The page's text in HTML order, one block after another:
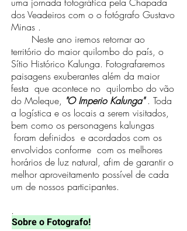
dos Veadeiros com o o fotógrafo Gustavo
Minas .
Neste ano iremos retornar ao
território do maior quilombo do país, o
Sítio Histórico Kalunga. Fotografaremos
paisagens exuberantes além da maior
festa que acontece no quilombo do vão
do Moleque, "O Imperio Kalunga". Toda
a logística e os locais a serem visitados,
bem como os personagens kalungas
foram definidos e acordados com os
envolvidos conforme com os melhores
horários de luz natural, afim de garantir o
melhor aproveitamento possível de cada
um de nossos participantes.
.
Sobre o Fotografo!